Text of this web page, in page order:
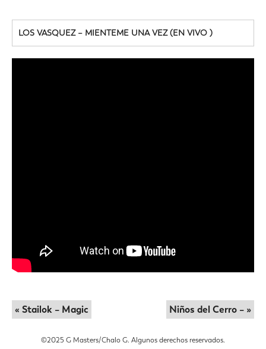
LOS VASQUEZ – MIENTEME UNA VEZ (EN VIVO )
« Stailok – Magic Niños del Cerro – »
©️2025 G Masters/Chalo G. Algunos derechos reservados.